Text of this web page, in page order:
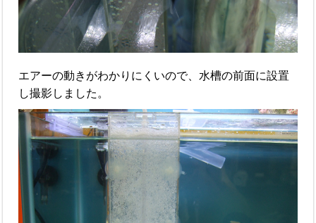
エアーの動きがわかりにくいので、水槽の前面に設置
し撮影しました。